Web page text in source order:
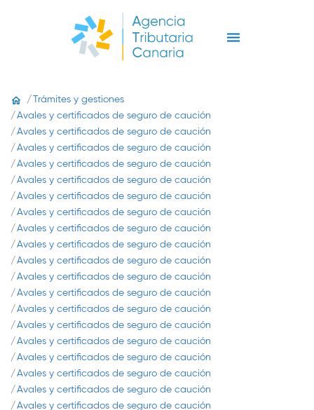
Trámites y gestiones
Avales y certificados de seguro de caución
Avales y certificados de seguro de caución
Avales y certificados de seguro de caución
Avales y certificados de seguro de caución
Avales y certificados de seguro de caución
Avales y certificados de seguro de caución
Avales y certificados de seguro de caución
Avales y certificados de seguro de caución
Avales y certificados de seguro de caución
Avales y certificados de seguro de caución
Avales y certificados de seguro de caución
Avales y certificados de seguro de caución
Avales y certificados de seguro de caución
Avales y certificados de seguro de caución
Avales y certificados de seguro de caución
Avales y certificados de seguro de caución
Avales y certificados de seguro de caución
Avales y certificados de seguro de caución
Avales y certificados de seguro de caución